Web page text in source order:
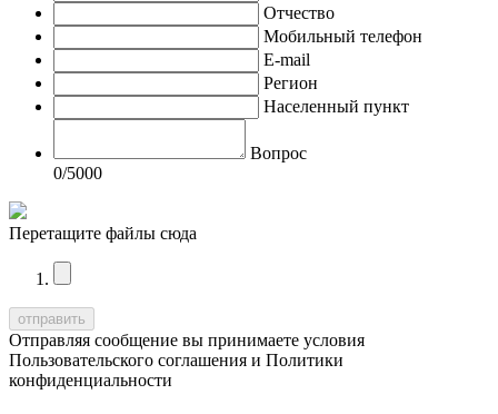
Отчество
Мобильный телефон
E-mail
Регион
Населенный пункт
Вопрос
0/5000
Перетащите файлы сюда
Отправляя сообщение вы принимаете условия
Пользовательского соглашения и Политики
конфиденциальности